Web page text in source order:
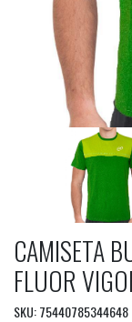
CAMISETA
FLUOR
SKU: 75440785344648